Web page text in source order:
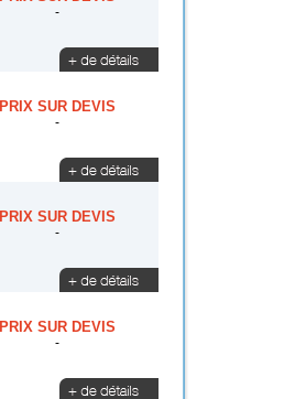
-
PRIX SUR DEVIS
-
PRIX SUR DEVIS
-
PRIX SUR DEVIS
-